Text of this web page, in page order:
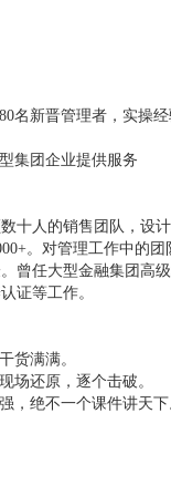
名新晋管理者，实操
集团企业提供服务
十人的销售团队，设
。对管理工作中的
曾任大型金融集团高
证等工作。
货满满。
场还原，逐个击破。
，绝不一个课件讲天下